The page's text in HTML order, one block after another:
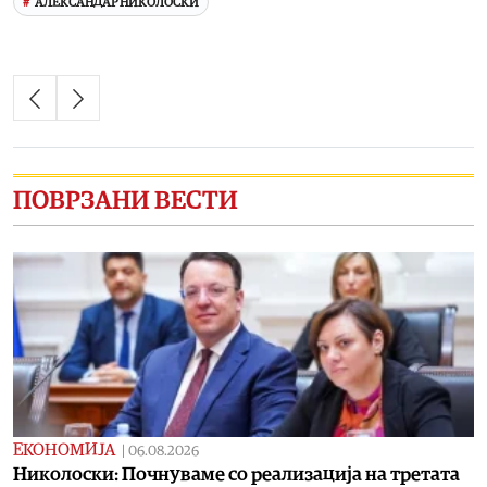
АЛЕКСАНДАР НИКОЛОСКИ
ПОВРЗАНИ ВЕСТИ
ЕКОНОМИЈА 06.08.2026
Николоски: Почнуваме со реализација на третата